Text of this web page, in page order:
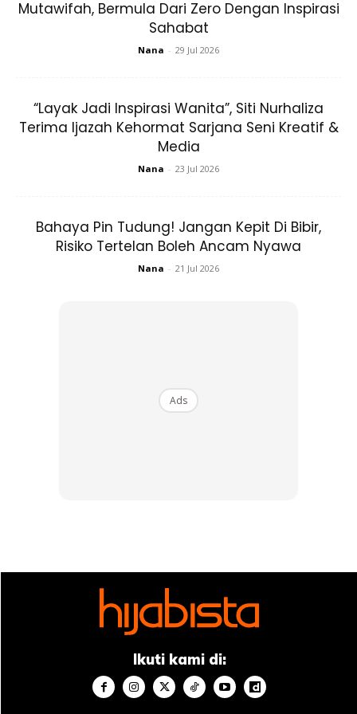
Sumber gambar:Buzz Carribean
bebadan kerja mahupun stres. Jadi tidak salah bukan
sekiranya anda menjadikan secawan kopi sebagai minuman
pagi anda sambil melihat pemandangan di luar rumah?
4. Mendengar lagu
Mutawifah, Bermula Dari Zero Dengan Inspirasi
Sahabat
Nana - 29 Jul 2026
“Layak Jadi Inspirasi Wanita”, Siti Nurhaliza
Terima Ijazah Kehormat Sarjana Seni Kreatif &
Media
Nana - 23 Jul 2026
Bahaya Pin Tudung! Jangan Kepit Di Bibir,
Risiko Tertelan Boleh Ancam Nyawa
Nana - 21 Jul 2026
Ads
Ikuti kami di: